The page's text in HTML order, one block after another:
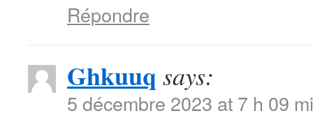
Répondre
Ghkuuq says:
5 décembre 2023 at 7 h 09